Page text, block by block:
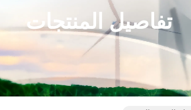
تفاصيل المنتجات